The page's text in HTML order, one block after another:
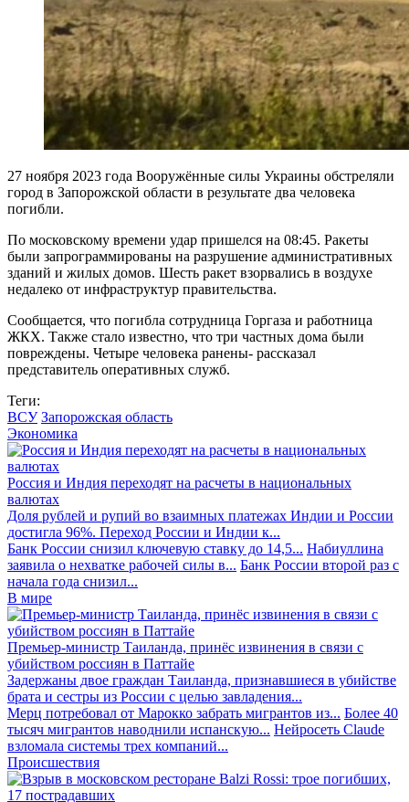
27 ноября 2023 года Вооружённые силы Украины обстреляли
город в Запорожской области в результате два человека
погибли.
По московскому времени удар пришелся на 08:45. Ракеты
были запрограммированы на разрушение административных
зданий и жилых домов. Шесть ракет взорвались в воздухе
недалеко от инфраструктур правительства.
Сообщается, что погибла сотрудница Горгаза и работница
ЖКХ. Также стало известно, что три частных дома были
повреждены. Четыре человека ранены- рассказал
представитель оперативных служб.
Теги:
ВСУ Запорожская область
Экономика
Россия и Индия переходят на расчеты в национальных
валютах
Доля рублей и рупий во взаимных платежах Индии и России
достигла 96%. Переход России и Индии к...
Банк России снизил ключевую ставку до 14,5... Набиуллина
заявила о нехватке рабочей силы в... Банк России второй раз с
начала года снизил...
В мире
Премьер-министр Таиланда, принёс извинения в связи с
убийством россиян в Паттайе
Задержаны двое граждан Таиланда, признавшиеся в убийстве
брата и сестры из России с целью завладения...
Мерц потребовал от Марокко забрать мигрантов из... Более 40
тысяч мигрантов наводнили испанскую... Нейросеть Claude
взломала системы трех компаний...
Происшествия